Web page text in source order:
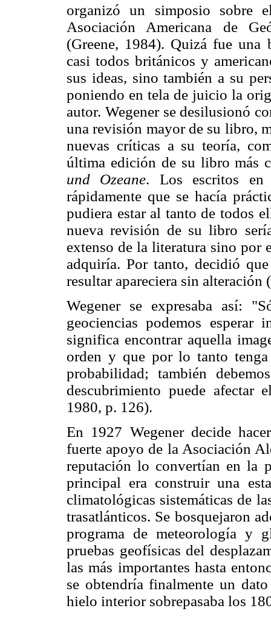
organizó un simposio sobre
Asociación Americana de
(Greene, 1984). Quizá fue una
casi todos británicos y
sus ideas, sino también a su
poniendo en tela de juicio la
autor. Wegener se desilusionó
una revisión mayor de su libro,
nuevas críticas a su teoría,
última edición de su libro más
und Ozeane. Los escritos en
rápidamente que se hacía
pudiera estar al tanto de todos
nueva revisión de su libro
extenso de la literatura sino por
adquiría. Por tanto, decidió
resultar apareciera sin alteración
Wegener se expresaba así:
geociencias podemos esperar
significa encontrar aquella
orden y que por lo tanto
probabilidad; también
descubrimiento puede afectar
1980, p. 126).
En 1927 Wegener decide
fuerte apoyo de la Asociación
reputación lo convertían en la
principal era construir una
climatológicas sistemáticas de
trasatlánticos. Se bosquejaron
programa de meteorología y
pruebas geofísicas del
las más importantes hasta
se obtendría finalmente un
hielo interior sobrepasaba los